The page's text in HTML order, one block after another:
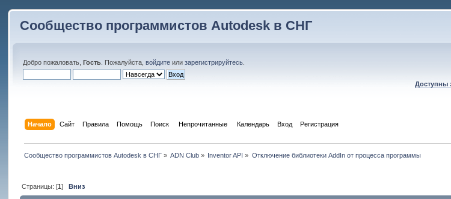
Сообщество программистов Autodesk в СНГ
Добро пожаловать,Гость . Пожалуйста,войдите илизарегистрируйтесь
Доступны
Начало Сайт Правила Помощь Поиск Непрочитанные Календарь Вход Регистрация
Сообщество программистов Autodesk в СНГ» ADN Club » Inventor API » Отключение библиотеки AddIn от процесса программы
Страницы: [1] Вниз